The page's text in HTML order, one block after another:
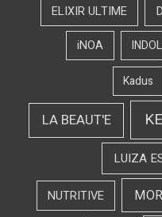
ELIXIR ULTIME
iNOA
Kadus
LA BEAUT'E
LUIZA
NUTRITIVE